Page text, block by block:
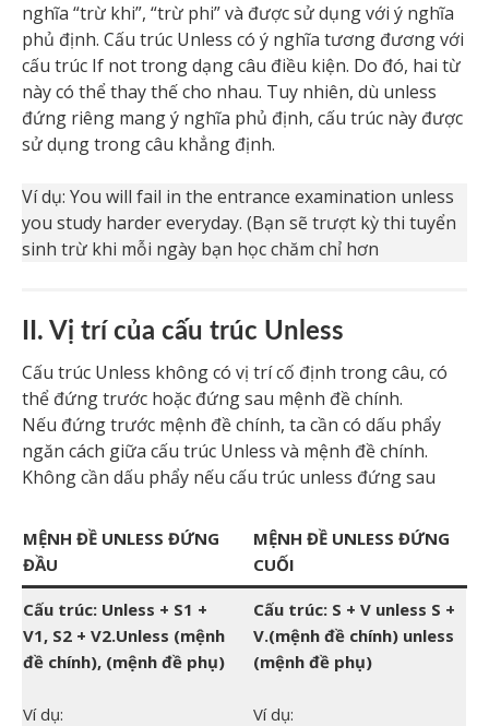
nghĩa “trừ khi”, “trừ phi” và được sử dụng với ý nghĩa
phủ định. Cấu trúc Unless có ý nghĩa tương đương với
cấu trúc If not trong dạng câu điều kiện. Do đó, hai từ
này có thể thay thế cho nhau. Tuy nhiên, dù unless
đứng riêng mang ý nghĩa phủ định, cấu trúc này được
sử dụng trong câu khẳng định.
Ví dụ: You will fail in the entrance examination unless
you study harder everyday. (Bạn sẽ trượt kỳ thi tuyển
sinh trừ khi mỗi ngày bạn học chăm chỉ hơn
II. Vị trí của cấu trúc Unless
Cấu trúc Unless không có vị trí cố định trong câu, có
thể đứng trước hoặc đứng sau mệnh đề chính.
Nếu đứng trước mệnh đề chính, ta cần có dấu phẩy
ngăn cách giữa cấu trúc Unless và mệnh đề chính.
Không cần dấu phẩy nếu cấu trúc unless đứng sau
MỆNH ĐỀ UNLESS ĐỨNG
ĐẦU
MỆNH ĐỀ UNLESS ĐỨNG
CUỐI
Cấu trúc: Unless + S1 +
V1, S2 + V2.Unless (mệnh
đề chính), (mệnh đề phụ)
Ví dụ:
Cấu trúc: S + V unless S +
V.(mệnh đề chính) unless
(mệnh đề phụ)
Ví dụ: